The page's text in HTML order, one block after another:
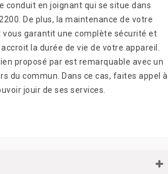
conduit en joignant qui se situe dans
De plus, la maintenance de votre
vous garantit une complète sécurité et
la durée de vie de votre appareil.
proposé par est remarquable avec un
du commun. Dans ce cas, faites appel à
jouir de ses services.